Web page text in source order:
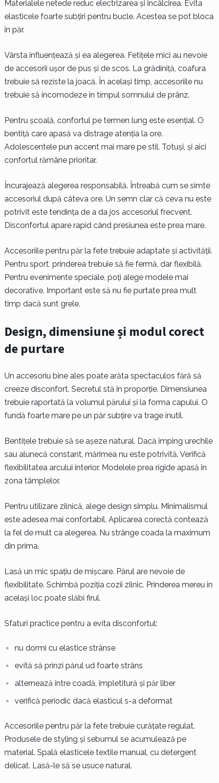
Materialele netede reduc electrizarea și încâlcirea. Evita
elasticele foarte subțiri pentru bucle. Acestea se pot bloca
în păr.
Vârsta influențează și ea alegerea. Fetițele mici au nevoie
de accesorii ușor de pus și de scos. La grădiniță, coafura
trebuie să reziste la joacă. În același timp, accesoriile nu
trebuie să incomodeze în timpul somnului de prânz.
Pentru școală, confortul pe termen lung este esențial. O
bentiță care apasă va distrage atenția la ore.
Adolescentele pun accent mai mare pe stil. Totuși, și aici
confortul rămâne prioritar.
Încurajează alegerea responsabilă. Întreabă cum se simte
accesoriul după câteva ore. Un semn clar că ceva nu este
potrivit este tendința de a da jos accesoriul frecvent.
Disconfortul apare rapid când presiunea este prea mare.
Accesoriile pentru păr la fete trebuie adaptate și activității.
Pentru sport, prinderea trebuie să fie fermă, dar flexibilă.
Pentru evenimente speciale, poți alege modele mai
decorative. Important este să nu fie purtate prea mult
timp dacă sunt grele.
Design, dimensiune și modul corect
de purtare
Un accesoriu bine ales poate arăta spectaculos fără să
creeze disconfort. Secretul stă în proporție. Dimensiunea
trebuie raportată la volumul părului și la forma capului. O
fundă foarte mare pe un păr subțire va trage inutil.
Bentițele trebuie să se așeze natural. Dacă împing urechile
sau alunecă constant, mărimea nu este potrivită. Verifică
flexibilitatea arcului interior. Modelele prea rigide apasă în
zona tâmplelor.
Pentru utilizare zilnică, alege design simplu. Minimalismul
este adesea mai confortabil. Aplicarea corectă contează
la fel de mult ca alegerea. Nu strânge coada la maximum
din prima.
Lasă un mic spațiu de mișcare. Părul are nevoie de
flexibilitate. Schimbă poziția cozii zilnic. Prinderea mereu în
același loc poate slăbi firul.
Sfaturi practice pentru a evita disconfortul:
nu dormi cu elastice strânse
evită să prinzi părul ud foarte strâns
alternează între coadă, împletitură și păr liber
verifică periodic dacă elasticul s-a deformat
Accesoriile pentru păr la fete trebuie curățate regulat.
Produsele de styling și sebumul se acumulează pe
material. Spală elasticele textile manual, cu detergent
delicat. Lasă-le să se usuce natural.